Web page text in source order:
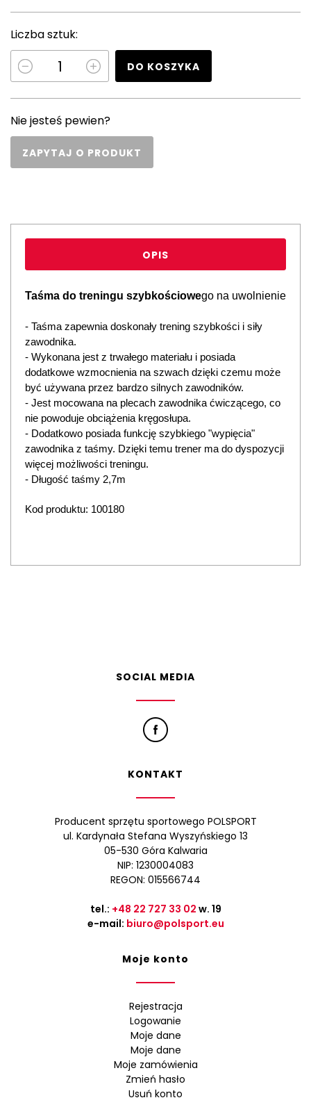
Liczba sztuk:
DO KOSZYKA
Nie jesteś pewien?
ZAPYTAJ O PRODUKT
OPIS
Taśma do treningu szybkościowego na uwolnienie
- Taśma zapewnia doskonały trening szybkości i siły
zawodnika.
- Wykonana jest z trwałego materiału i posiada
dodatkowe wzmocnienia na szwach dzięki czemu może
być używana przez bardzo silnych zawodników.
- Jest mocowana na plecach zawodnika ćwiczącego, co
nie powoduje obciążenia kręgosłupa.
- Dodatkowo posiada funkcję szybkiego "wypięcia"
zawodnika z taśmy. Dzięki temu trener ma do dyspozycji
więcej możliwości treningu.
- Długość taśmy 2,7m
Kod produktu: 100180
SOCIAL MEDIA
KONTAKT
Producent sprzętu sportowego POLSPORT
ul. Kardynała Stefana Wyszyńskiego 13
05-530 Góra Kalwaria
NIP: 1230004083
REGON: 015566744
tel.: +48 22 727 33 02 w. 19
e-mail: biuro@polsport.eu
Moje konto
Rejestracja
Logowanie
Moje dane
Moje dane
Moje zamówienia
Zmień hasło
Usuń konto